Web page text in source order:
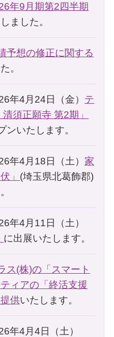
年9月期第2四半期
ました。
予想の修正に関する
。
4月24日（金） テ
須正願寺 第2期」
ンいたします。
4月18日（土） 家
」 (埼玉県北葛飾郡)
4月11日（土）
に出展いたします。
ス(株)の「スマート
ィアの「終活支援
供いたします。
4月4日（土）